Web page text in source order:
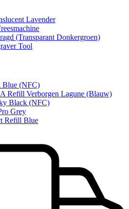
Lavender
(Transparant Donkergroen)
Tool
Blue (NFC)
Refill Verborgen Lagune (Blauw)
Black (NFC)
Grey
Refill Blue